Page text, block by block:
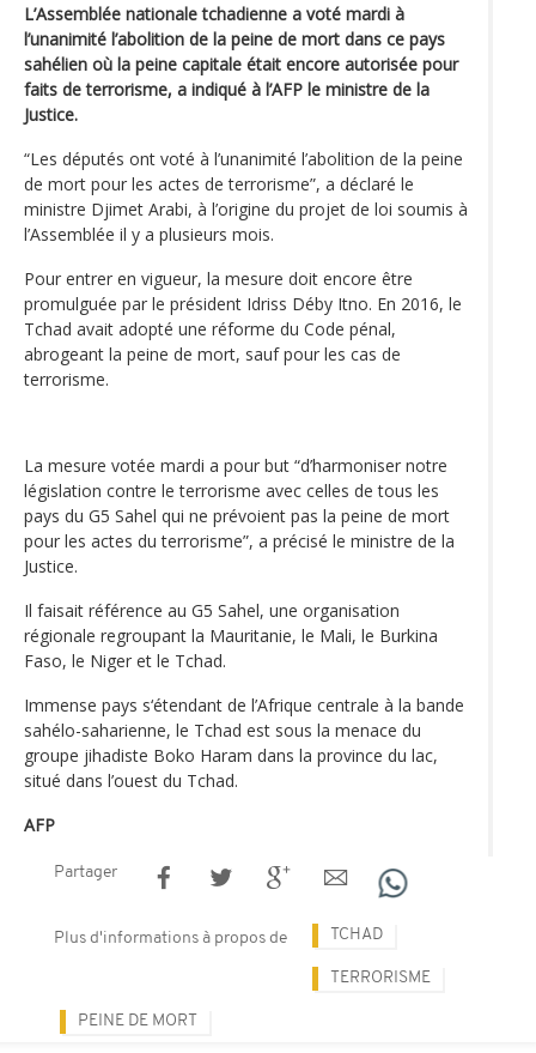
L’Assemblée nationale tchadienne a voté mardi à
l’unanimité l’abolition de la peine de mort dans ce pays
sahélien où la peine capitale était encore autorisée pour
faits de terrorisme, a indiqué à l’AFP le ministre de la
Justice.
“Les députés ont voté à l’unanimité l’abolition de la peine
de mort pour les actes de terrorisme”, a déclaré le
ministre Djimet Arabi, à l’origine du projet de loi soumis à
l’Assemblée il y a plusieurs mois.
Pour entrer en vigueur, la mesure doit encore être
promulguée par le président Idriss Déby Itno. En 2016, le
Tchad avait adopté une réforme du Code pénal,
abrogeant la peine de mort, sauf pour les cas de
terrorisme.
La mesure votée mardi a pour but “d’harmoniser notre
législation contre le terrorisme avec celles de tous les
pays du G5 Sahel qui ne prévoient pas la peine de mort
pour les actes du terrorisme”, a précisé le ministre de la
Justice.
Il faisait référence au G5 Sahel, une organisation
régionale regroupant la Mauritanie, le Mali, le Burkina
Faso, le Niger et le Tchad.
Immense pays s‘étendant de l’Afrique centrale à la bande
sahélo-saharienne, le Tchad est sous la menace du
groupe jihadiste Boko Haram dans la province du lac,
situé dans l’ouest du Tchad.
AFP
Partager
Plus d'informations à propos de TCHAD
TERRORISME
PEINE DE MORT